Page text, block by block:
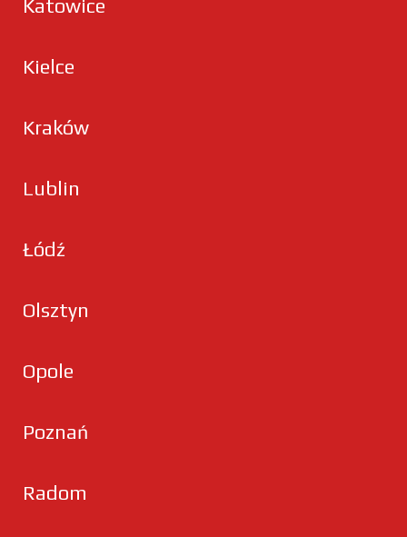
Katowice
Kielce
Kraków
Lublin
Łódź
Olsztyn
Opole
Poznań
Radom